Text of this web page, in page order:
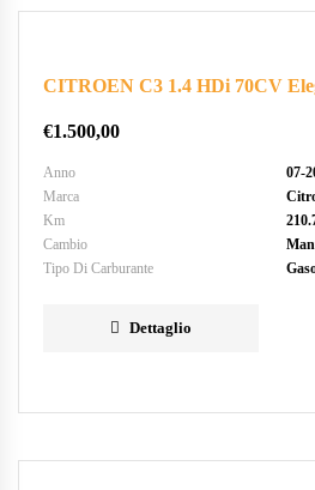
CITROEN C3 1.4 HDi 70CV
€1.500,00
Anno
07-
Marca
Km
Cambio
Tipo Di Carburante
Dettaglio